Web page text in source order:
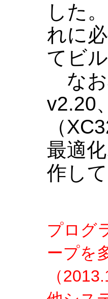
した
れに
てビ
なお
v2.20
（
最適
作し
プログ
ープを
（